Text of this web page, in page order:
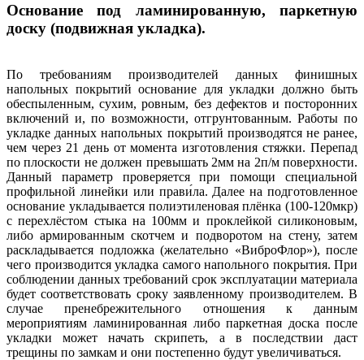
Основание под ламинированную, паркетную
доску (подвижная укладка).
По требованиям производителей данных финишных
напольных покрытий основание для укладки должно быть
обеспыленным, сухим, ровным, без дефектов и посторонних
включений и, по возможности, отгрунтованным. Работы по
укладке данных напольных покрытий производятся не ранее,
чем через 21 день от момента изготовления стяжки. Перепад
по плоскости не должен превышать 2мм на 2п/м поверхности.
Данный параметр проверяется при помощи специальной
профильной линейки или прави́ла. Далее на подготовленное
основание укладывается полиэтиленовая плёнка (100-120мкр)
с перехлёстом стыка на 100мм и проклейкой силиконовым,
либо армированным скотчем и подворотом на стену, затем
раскладывается подложка (желательно «ВиброФлор»), после
чего производится укладка самого напольного покрытия. При
соблюдении данных требований срок эксплуатации материала
будет соответствовать сроку заявленному производителем. В
случае пренебрежительного отношения к данным
мероприятиям ламинированная либо паркетная доска после
укладки может начать скрипеть, а в последствии даст
трещины по замкам и они постепенно будут увеличиваться.